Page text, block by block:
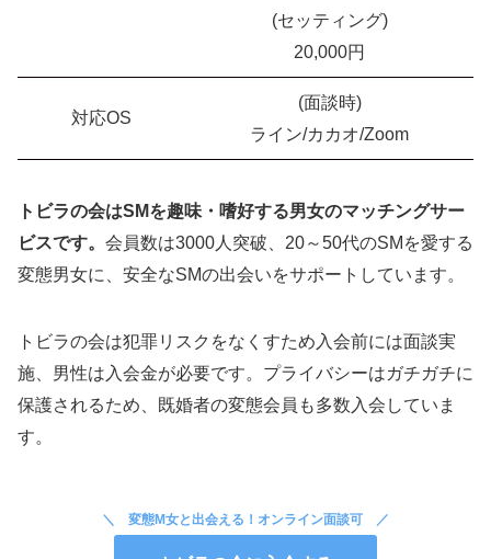
(セッティング)
20,000円
対応OS
(面談時)
ライン/カカオ/Zoom
トビラの会はSMを趣味・嗜好する男女のマッチングサー
ビスです。 会員数は3000人突破、20～50代のSMを愛する
変態男女に、安全なSMの出会いをサポートしています。
トビラの会は犯罪リスクをなくすため入会前には面談実
施、男性は入会金が必要です。プライバシーはガチガチに
保護されるため、既婚者の変態会員も多数入会していま
す。
変態M女と出会える！オンライン面談可